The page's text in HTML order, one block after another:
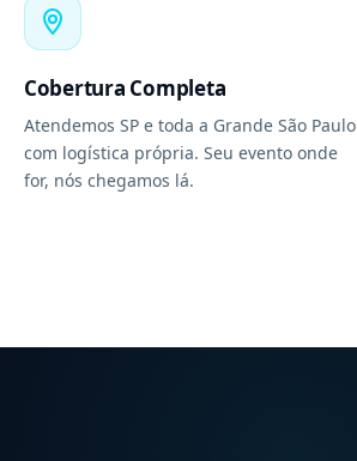
Cobertura Completa
Atendemos SP e toda a Grande São Paulo
com logística própria. Seu evento onde
for, nós chegamos lá.